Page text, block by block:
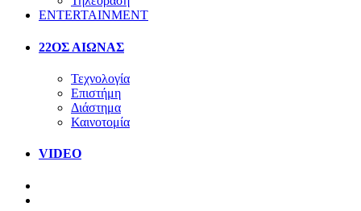
ENTERTAINMENT
22ΟΣ ΑΙΩΝΑΣ
Τεχνολογία
Επιστήμη
Διάστημα
Καινοτομία
VIDEO